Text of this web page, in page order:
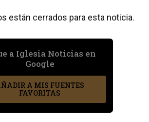
están cerrados para esta noticia.
a Iglesia Noticias en
Google
A MIS FUENTES
FAVORITAS